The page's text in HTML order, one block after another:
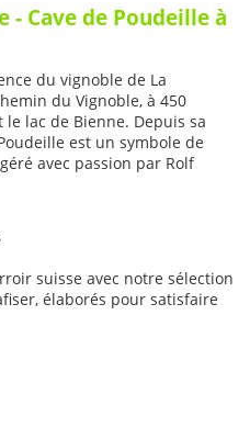
- Cave de Poudeille à
du vignoble de La
du Vignoble, à 450
lac de Bienne. Depuis sa
est un symbole de
avec passion par Rolf
suisse avec notre sélection
élaborés pour satisfaire